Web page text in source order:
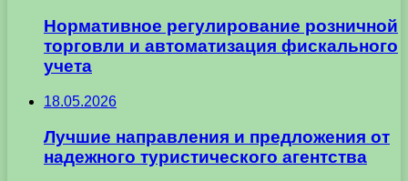
Нормативное регулирование розничной
торговли и автоматизация фискального
учета
18.05.2026
Лучшие направления и предложения от
надежного туристического агентства